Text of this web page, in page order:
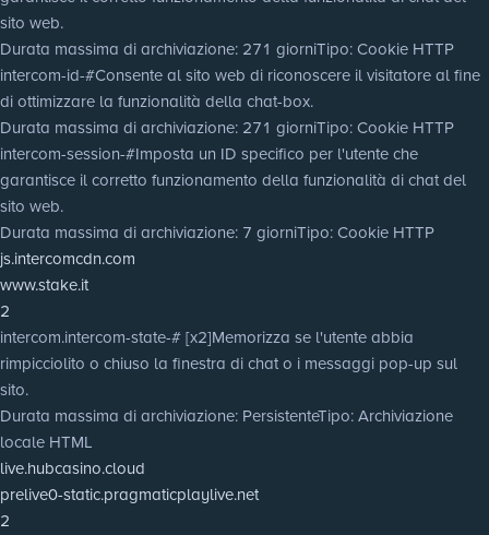
sito web.
Durata massima di archiviazione: 271 giorniTipo: Cookie HTTP
intercom-id-#Consente al sito web di riconoscere il visitatore al fine
di ottimizzare la funzionalità della chat-box.
Durata massima di archiviazione: 271 giorniTipo: Cookie HTTP
intercom-session-#Imposta un ID specifico per l'utente che
garantisce il corretto funzionamento della funzionalità di chat del
sito web.
Durata massima di archiviazione: 7 giorniTipo: Cookie HTTP
js.intercomcdn.com
www.stake.it
2
intercom.intercom-state-# [x2]Memorizza se l'utente abbia
rimpicciolito o chiuso la finestra di chat o i messaggi pop-up sul
sito.
Durata massima di archiviazione: PersistenteTipo: Archiviazione
locale HTML
live.hubcasino.cloud
prelive0-static.pragmaticplaylive.net
2